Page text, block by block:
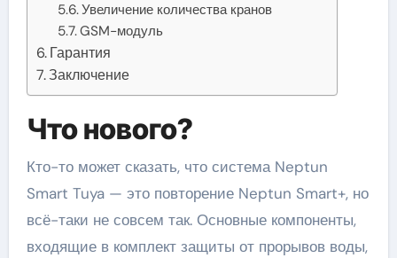
Увеличение количества кранов
GSM-модуль
Гарантия
Заключение
Что нового?
Кто-то может сказать, что система Neptun
Smart Tuya — это повторение Neptun Smart+, но
всё-таки не совсем так. Основные компоненты,
входящие в комплект защиты от прорывов воды,